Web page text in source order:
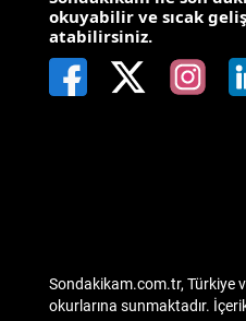
okuyabilir ve sıcak
atabilirsiniz.
Sondakikam.com.tr, Türkiye
okurlarına sunmaktadır.